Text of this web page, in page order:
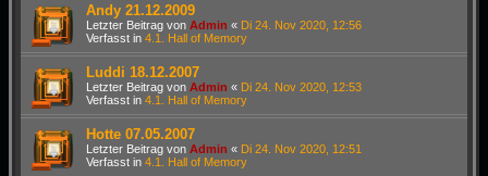
Andy 21.12.2009
Letzter Beitrag von Admin « Di 24. Nov 2020, 12:56
Verfasst in 4.1. Hall of Memory
Luddi 18.12.2007
Letzter Beitrag von Admin « Di 24. Nov 2020, 12:53
Verfasst in 4.1. Hall of Memory
Hotte 07.05.2007
Letzter Beitrag von Admin « Di 24. Nov 2020, 12:51
Verfasst in 4.1. Hall of Memory